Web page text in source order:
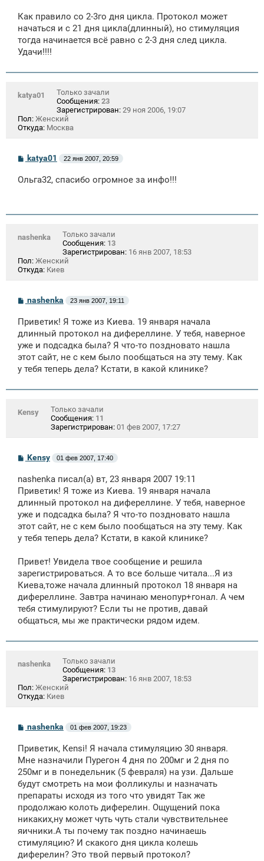
б
щ
н
и
Как правило со 2-3го дня цикла. Протокол может
начаться и с 21 дня цикла(длинный), но стимуляция
тогда начинается всё равно с 2-3 дня след цикла.
Удачи!!!!
katya01
Только зачали
Сообщения: 23
Зарегистрирован: 29 ноя 2006, 19:07
Пол: Женский
Откуда: Москва
С
б
и
katya01 22 янв 2007, 20:59
Ольга32, спасибо огромное за инфо!!!
nashenka
Только зачали
Сообщения: 13
Зарегистрирован: 16 янв 2007, 18:53
Пол: Женский
Откуда: Киев
С
б
щ
н
и
nashenka 23 янв 2007, 19:11
Приветик! Я тоже из Киева. 19 января начала
длинный протокол на дифереллине. У тебя, наверное
уже и подсадка была? Я что-то поздновато нашла
этот сайт, не с кем было пообщаться на эту тему. Как
у тебя теперь дела? Кстати, в какой клинике?
Kensy
Только зачали
Сообщения: 11
Зарегистрирован: 01 фев 2007, 17:27
С
б
щ
е
н
и
Kensy 01 фев 2007, 17:40
nashenka писал(а) вт, 23 января 2007 19:11
Приветик! Я тоже из Киева. 19 января начала
длинный протокол на дифереллине. У тебя, наверное
уже и подсадка была? Я что-то поздновато нашла
этот сайт, не с кем было пообщаться на эту тему. Как
у тебя теперь дела? Кстати, в какой клинике?
Привет! Увидела твое сообщение и решила
зарегистрироваться. А то все больше читала...Я из
Киева,тоже начала длинный протокол 18 января на
дифереллине. Завтра начинаю менопур+гонал. А чем
тебя стимулируют? Если ты не против, давай
общаться, мы же практически рядом идем.
nashenka
Только зачали
Сообщения: 13
Зарегистрирован: 16 янв 2007, 18:53
Пол: Женский
Откуда: Киев
С
б
щ
е
н
и
nashenka 01 фев 2007, 19:23
Приветик, Кensi! Я начала стимуляцию 30 января.
Мне назначили Пурегон 4 дня по 200мг и 2 дня по
250мг и в понедельник (5 февраля) на узи. Дальше
будут смотреть на мои фолликулы и назначать
препараты исходя из того что увидят Так же
продолжаю колоть диферелин. Ощущений пока
никаких,ну может чуть чуть стали чувствительнее
яичники.А ты почему так поздно начинаешь
стимуляцию? И скакого дня цикла колешь
диферелин? Это твой первый протокол?